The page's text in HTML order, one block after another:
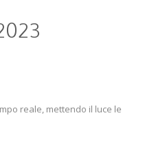
reale, mettendo il luce le